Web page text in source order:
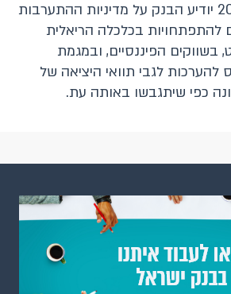
לקראת סוף שנת 2021 יודיע הבנק על מדיניות ההתערבות
בהתאם להתפתחויות בכלכלה הריאלית
הפיננסיים, ובמגמת
להערכות לגבי תוואי היציאה של
כפי שיתגבשו באותה עת.​